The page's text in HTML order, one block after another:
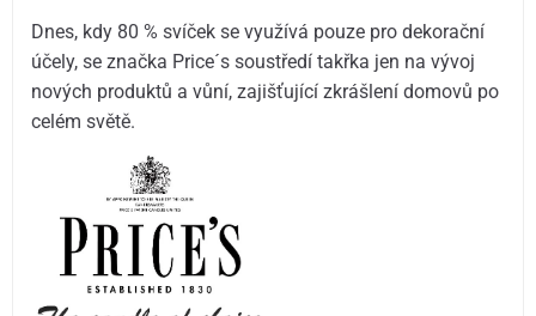
Dnes, kdy 80 % svíček se využívá pouze pro dekorační
účely, se značka Price´s soustředí takřka jen na vývoj
nových produktů a vůní, zajišťující zkrášlení domovů po
celém světě.